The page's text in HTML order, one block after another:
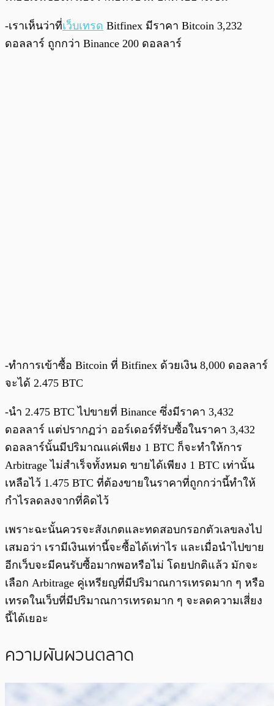
-เราเห็นว่าที่เว็บเทรด Bitfinex มีราคา Bitcoin 3,232
ดอลลาร์ ถูกกว่า Binance 200 ดอลลาร์
-ทำการเข้าซื้อ Bitcoin ที่ Bitfinex ด้วยเงิน 8,000 ดอลลาร์
จะได้ 2.475 BTC
-นำ 2.475 BTC ไปขายที่ Binance ซึ่งมีราคา 3,432
ดอลลาร์ แต่ปรากฏว่า ออร์เดอร์ที่รับซื้อในราคา 3,432
ดอลลาร์นั้นมีปริมาณแค่เพียง 1 BTC ก็จะทำให้การ
Arbitrage ไม่สำเร็จทั้งหมด ขายได้เพียง 1 BTC เท่านั้น
เหลือไว้ 1.475 BTC ที่ต้องขายในราคาที่ถูกกว่านี้ทำให้
กำไรลดลงจากที่คิดไว้
เพราะฉะนั้นควรจะสังเกตและทดสอบกรอกตัวเลขลงไป
เสมอว่า เรามีเงินเท่านี้จะซื้อได้เท่าไร และเมื่อนำไปขาย
อีกเว็บจะมีคนรับซื้อมากพอหรือไม่ โดยปกติแล้ว มักจะ
เลือก Arbitrage คู่เหรียญที่มีปริมาณการเทรดมาก ๆ หรือ
เทรดในเว็บที่มีปริมาณการเทรดมาก ๆ จะลดความเสี่ยง
นี้ได้เยอะ
ความผันผวนตลาด